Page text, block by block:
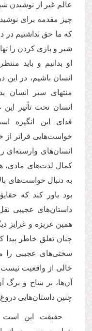
عالم غیر از نوشیدن
چیز مقدمه برای
که ما حق نداشتیم در
شیر و بازی کردن را
او بدانیم و باید
انسان باشیم، در
منتهای سیر انسان
انسان تحت تأثیر
فدای این انگیزه
خواست‌هایی فراتر از
انسان‌های وارسته‌ای
کمال لذت‌های مادی،
به دنبال خواست‌های
بود باور کند که
داستان‌های عجیبی
همین غریزه و غرایز
چنان تعلق خاطر پیدا
سختی‌های عجیبی را
خالی از واقعیت
آن‌ها، بر شاخ و برگ
چنین داستان‌هایی
حقیقت این است